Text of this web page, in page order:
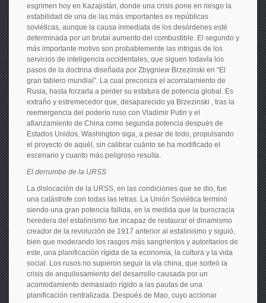
esgrimen hoy en Kazajistán, donde una crisis pone en riesgo la
estabilidad de una de las más importantes ex repúblicas
soviéticas, aunque la causa inmediata de los desórdenes esté
determinada por un brutal aumento del combustible. El segundo y
más importante motivo son probablemente las intrigas de los
servicios de inteligencia occidentales, que siguen todavía los
pasos de la doctrina diseñada por Zbygniew Brzezinski en “El
gran tablero mundial”. La cual preconiza el acorralamiento de
Rusia, hasta forzarla a perder su estatura de potencia global. Es
extraño y estremecedor que, desaparecido ya Brzezinski , tras la
reemergencia del poderío ruso con Vladimir Putin y el
afianzamiento de China como segunda potencia después de
Estados Unidos, Washington siga, a pesar de todo, propulsando
el proyecto de aquél, sin calibrar cuánto se ha modificado el
escenario y cuanto más peligroso resulta.
El derrumbe de la URSS
La dislocación de la URSS, en las condiciones que se dio, fue
una catástrofe con todas las letras. La Unión Soviética terminó
siendo una gran potencia fallida, en la medida que la burocracia
heredera del estalinismo fue incapaz de restaurar el dinamismo
creador de la revolución de 1917 anterior al estalinismo y siguió,
bien que moderando los rasgos más sangrientos y autoritarios de
este, una planificación rígida de la economía, la cultura y la vida
social. Los rusos no supieron seguir la vía china, que sorteó la
crisis de anquilosamiento del desarrollo causada por un
acomodamiento demasiado rígido a las pautas de una
planificación centralizada. Después de Mao, cuyo accionar